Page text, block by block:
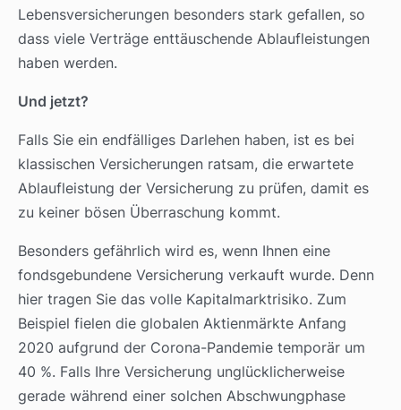
Lebensversicherungen besonders stark gefallen, so
dass viele Verträge enttäuschende Ablaufleistungen
haben werden.
Und jetzt?
Falls Sie ein endfälliges Darlehen haben, ist es bei
klassischen Versicherungen ratsam, die erwartete
Ablaufleistung der Versicherung zu prüfen, damit es
zu keiner bösen Überraschung kommt.
Besonders gefährlich wird es, wenn Ihnen eine
fondsgebundene Versicherung verkauft wurde. Denn
hier tragen Sie das volle Kapitalmarktrisiko. Zum
Beispiel fielen die globalen Aktienmärkte Anfang
2020 aufgrund der Corona-Pandemie temporär um
40 %. Falls Ihre Versicherung unglücklicherweise
gerade während einer solchen Abschwungphase